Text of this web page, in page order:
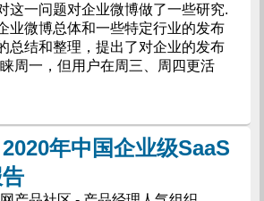
这一问题对企业微博做了一些研究.
业微博总体和一些特定行业的发布
总结和整理，提出了对企业的发布
周一，但用户在周三、周四更活
年中国企业级SaaS